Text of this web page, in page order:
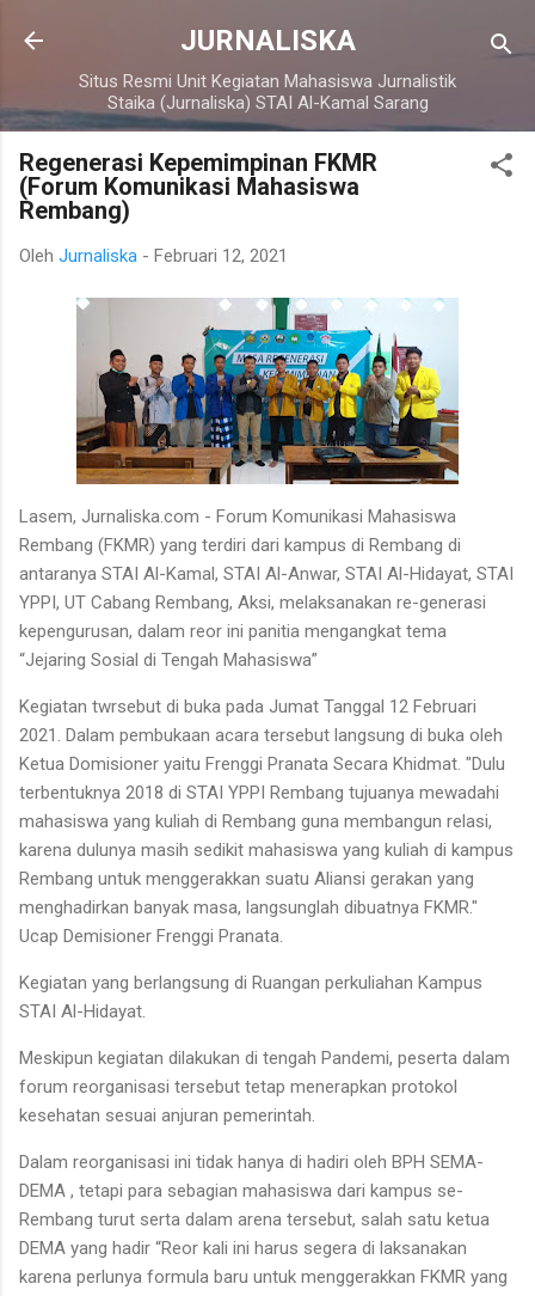
Langsung ke konten utama
JURNALISKA
Situs Resmi Unit Kegiatan Mahasiswa Jurnalistik
Staika (Jurnaliska) STAI Al-Kamal Sarang
Regenerasi Kepemimpinan FKMR
(Forum Komunikasi Mahasiswa
Rembang)
Oleh Jurnaliska - Februari 12, 2021
Lasem, Jurnaliska.com - Forum Komunikasi Mahasiswa
Rembang (FKMR) yang terdiri dari kampus di Rembang di
antaranya STAI Al-Kamal, STAI Al-Anwar, STAI Al-Hidayat, STAI
YPPI, UT Cabang Rembang, Aksi, melaksanakan re-generasi
kepengurusan, dalam reor ini panitia mengangkat tema
“Jejaring Sosial di Tengah Mahasiswa”
Kegiatan twrsebut di buka pada Jumat Tanggal 12 Februari
2021. Dalam pembukaan acara tersebut langsung di buka oleh
Ketua Domisioner yaitu Frenggi Pranata Secara Khidmat. "Dulu
terbentuknya 2018 di STAI YPPI Rembang tujuanya mewadahi
mahasiswa yang kuliah di Rembang guna membangun relasi,
karena dulunya masih sedikit mahasiswa yang kuliah di kampus
Rembang untuk menggerakkan suatu Aliansi gerakan yang
menghadirkan banyak masa, langsunglah dibuatnya FKMR."
Ucap Demisioner Frenggi Pranata.
Kegiatan yang berlangsung di Ruangan perkuliahan Kampus
STAI Al-Hidayat.
Meskipun kegiatan dilakukan di tengah Pandemi, peserta dalam
forum reorganisasi tersebut tetap menerapkan protokol
kesehatan sesuai anjuran pemerintah.
Dalam reorganisasi ini tidak hanya di hadiri oleh BPH SEMA-
DEMA , tetapi para sebagian mahasiswa dari kampus se-
Rembang turut serta dalam arena tersebut, salah satu ketua
DEMA yang hadir “Reor kali ini harus segera di laksanakan
karena perlunya formula baru untuk menggerakkan FKMR yang